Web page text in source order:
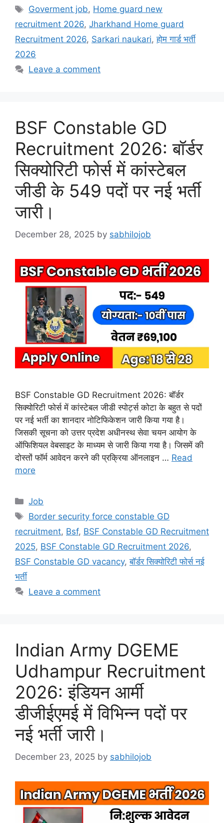
Tags
Goverment job, Home guard new
recruitment 2026, Jharkhand Home guard
Recruitment 2026, Sarkari naukari,होम गार्ड भर्ती
2026
Leave a comment
BSF Constable GD
Recruitment 2026: बॉर्डर
सिक्योरिटी फोर्स में कांस्टेबल
जीडी के 549 पदों पर नई भर्ती
जारी।
December 28, 2025 by sabhilojob
BSF Constable GD Recruitment 2026: बॉर्डर
सिक्योरिटी फोर्स में कांस्टेबल जीडी स्पोर्ट्स कोटा के बहुत से पदों
पर नई भर्ती का शानदार नोटिफिकेशन जारी किया गया है।
जिसकी सूचना को उत्तर प्रदेश अधीनस्थ सेवा चयन आयोग के
ऑफिशियल वेबसाइट के माध्यम से जारी किया गया है। जिसमें की
दोस्तों फॉर्म आवेदन करने की प्रक्रिया ऑनलाइन … Read
more
Categories
Job
Tags
Border security force constable GD
recruitment, Bsf, BSF Constable GD Recruitment
2025, BSF Constable GD Recruitment 2026,
BSF Constable GD vacancy,बॉर्डर सिक्योरिटी फोर्स नई
भर्ती
Leave a comment
Indian Army DGEME
Udhampur Recruitment
2026: इंडियन आर्मी
डीजीईएमई में विभिन्न पदों पर
नई भर्ती जारी।
December 23, 2025 by sabhilojob